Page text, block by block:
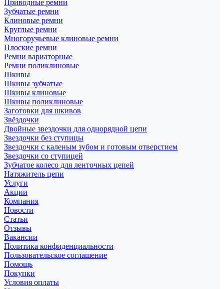
Приводные ремни
Зубчатые ремни
Клиновые ремни
Круглые ремни
Многоручьевые клиновые ремни
Плоские ремни
Ремни вариаторные
Ремни поликлиновые
Шкивы
Шкивы зубчатые
Шкивы клиновые
Шкивы поликлиновые
Заготовки для шкивов
Звёздочки
Двойные звездочки для однорядной цепи
Звездочки без ступицы
Звездочки с каленым зубом и готовым отверстием
Звездочки со ступицей
Зубчатое колесо для ленточных цепей
Натяжитель цепи
Услуги
Акции
Компания
Новости
Статьи
Отзывы
Вакансии
Политика конфиденциальности
Пользовательское соглашение
Помощь
Покупки
Условия оплаты